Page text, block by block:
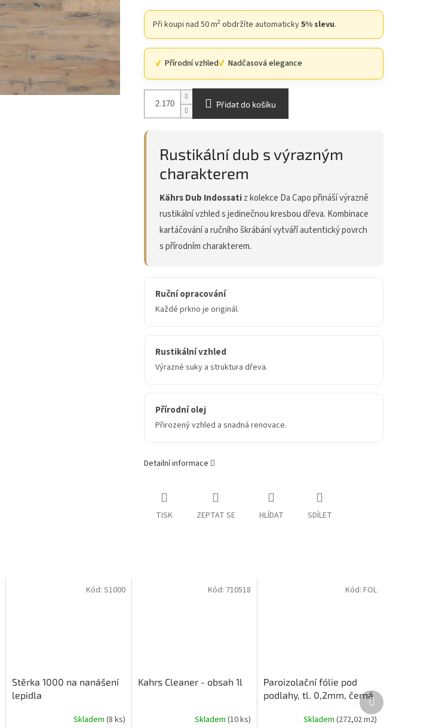
Při koupi nad 50 m2obdržíte automaticky5% slevu.
Přírodní vzhled Nadčasová elegance
Přidat do košíku
Rustikální dub s výrazným
charakterem
Kährs Dub Indossatiz kolekce Da Capo přináší výrazně
rustikální vzhled s jedinečnou kresbou dřeva. Kombinace
kartáčování a ručního škrábání vytváří autentický povrch
s přírodním charakterem.
Ruční opracování
Každé prkno je originál.
Rustikální vzhled
Výrazné suky a struktura dřeva.
Přírodní olej
Přirozený vzhled a snadná renovace.
Detailní informace
TISK ZEPTAT SE HLÍDAT SDÍLET
Stěrka 1000 na nanášení
lepidla
Skladem (8 ks)
Kód: S1000
Kahrs Cleaner - obsah 1l
Skladem(10 ks)
Kód: 710518
Paroizolační fólie pod
podlahy, tl. 0,2mm, černá
Skladem (272,02 m2)
Kód: FOL
Další
produkt